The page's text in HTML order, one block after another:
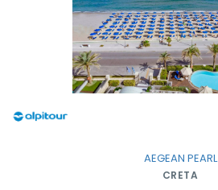
AEGEAN PEARL
CRETA